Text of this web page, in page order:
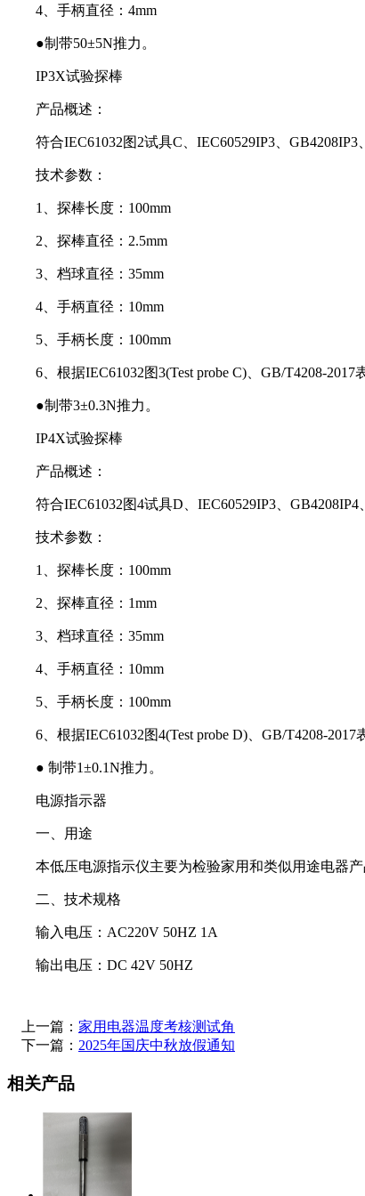
4、手柄直径：4mm
●制带50±5N推力。
IP3X试验探棒
产品概述：
符合IEC61032图2试具C、IEC60529IP3、GB4208IP3
技术参数：
1、探棒长度：100mm
2、探棒直径：2.5mm
3、档球直径：35mm
4、手柄直径：10mm
5、手柄长度：100mm
6、根据IEC61032图3(Test probe C)、GB/T4208-2017
●制带3±0.3N推力。
IP4X试验探棒
产品概述：
符合IEC61032图4试具D、IEC60529IP3、GB4208IP4
技术参数：
1、探棒长度：100mm
2、探棒直径：1mm
3、档球直径：35mm
4、手柄直径：10mm
5、手柄长度：100mm
6、根据IEC61032图4(Test probe D)、GB/T4208-2017
● 制带1±0.1N推力。
电源指示器
一、用途
本低压电源指示仪主要为检验家用和类似用途电器产
二、技术规格
输入电压：AC220V 50HZ 1A
输出电压：DC 42V 50HZ
上一篇： 家用电器温度考核测试角
下一篇： 2025年国庆中秋放假通知
相关产品